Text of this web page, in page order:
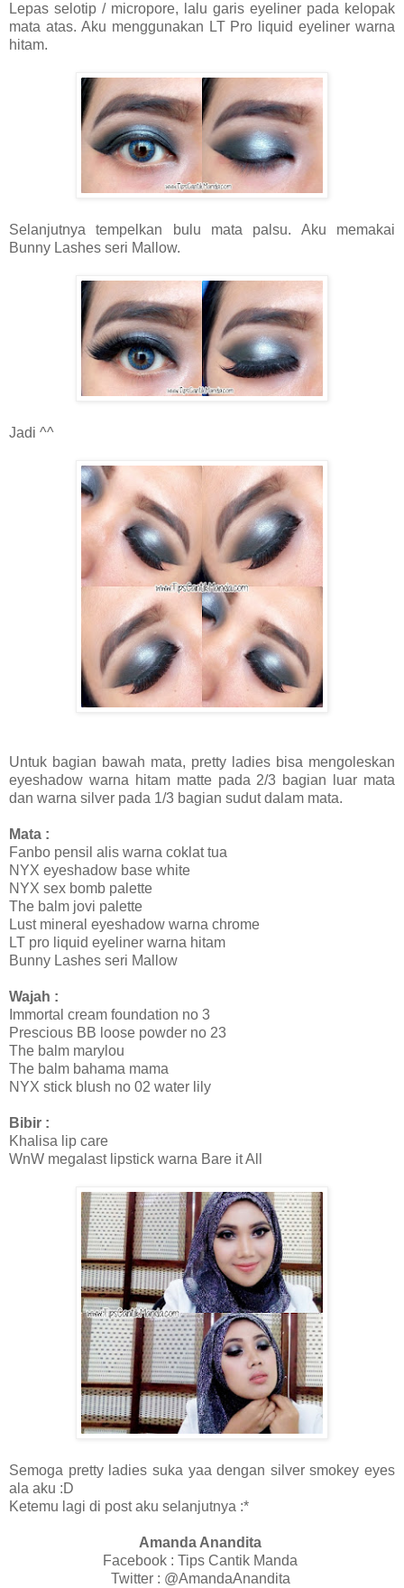
Lepas selotip / micropore, lalu garis eyeliner pada kelopak
mata atas. Aku menggunakan LT Pro liquid eyeliner warna
hitam.
Selanjutnya tempelkan bulu mata palsu. Aku memakai
Bunny Lashes seri Mallow.
Jadi ^^
Untuk bagian bawah mata, pretty ladies bisa mengoleskan
eyeshadow warna hitam matte pada 2/3 bagian luar mata
dan warna silver pada 1/3 bagian sudut dalam mata.
Mata :
Fanbo pensil alis warna coklat tua
NYX eyeshadow base white
NYX sex bomb palette
The balm jovi palette
Lust mineral eyeshadow warna chrome
LT pro liquid eyeliner warna hitam
Bunny Lashes seri Mallow
Wajah :
Immortal cream foundation no 3
Prescious BB loose powder no 23
The balm marylou
The balm bahama mama
NYX stick blush no 02 water lily
Bibir :
Khalisa lip care
WnW megalast lipstick warna Bare it All
Semoga pretty ladies suka yaa dengan silver smokey eyes
ala aku :D
Ketemu lagi di post aku selanjutnya :*
Amanda Anandita
Facebook : Tips Cantik Manda
Twitter : @AmandaAnandita